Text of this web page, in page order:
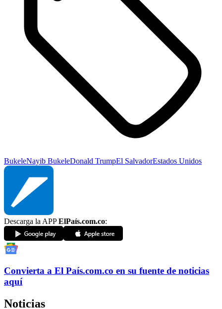
BukeleNayib BukeleDonald TrumpEl SalvadorEstados Unidos
Descarga la APPElPaís.com.co:
Convierta a El País.com.co en su fuente de noticias
aquí
Noticias